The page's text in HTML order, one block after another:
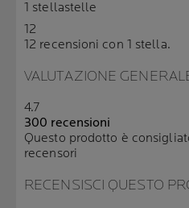
1 stellastelle
12
12 recensioni con 1 stella.
VALUTAZIONE
4.7
300 recensioni
Questo prodotto è
recensori
RECENSISCI QUESTO